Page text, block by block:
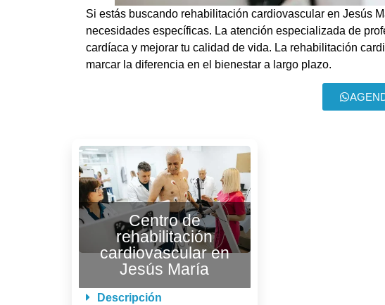
Si estás buscando rehabilitación cardiovascular en Jesús
necesidades específicas. La atención especializada de
cardíaca y mejorar tu calidad de vida. La rehabilitación
marcar la diferencia en el bienestar a largo plazo.
Centro de
rehabilitación
cardiovascular en
Jesús María
Descripción